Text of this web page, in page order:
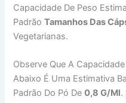
Capacidade De Peso
PadrãoTamanhos Das
Vegetarianas.
Observe Que A
Abaixo É Uma Estimativa
Padrão Do Pó De0,8 G/ml.